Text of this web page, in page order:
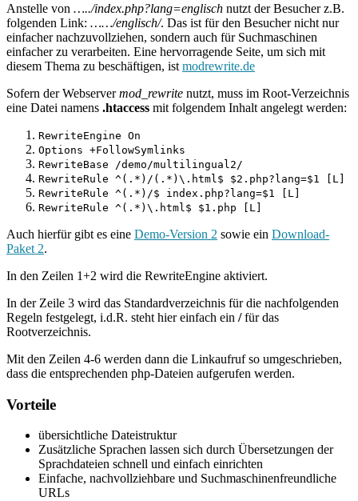
Anstelle von …../index.php?lang=englisch nutzt der Besucher z.B.
folgenden Link: ……/englisch/. Das ist für den Besucher nicht nur
einfacher nachzuvollziehen, sondern auch für Suchmaschinen
einfacher zu verarbeiten. Eine hervorragende Seite, um sich mit
diesem Thema zu beschäftigen, ist modrewrite.de
Sofern der Webservermod_rewrite nutzt, muss im Root-Verzeichnis
eine Datei namens .htaccess mit folgendem Inhalt angelegt werden:
RewriteEngine On
Options +FollowSymlinks
RewriteBase /demo/multilingual2/
RewriteRule ^(.*)/(.*)\.html$ $2.php?lang=$1 [L]
RewriteRule ^(.*)/$ index.php?lang=$1 [L]
RewriteRule ^(.*)\.html$ $1.php [L]
Auch hierfür gibt es eine Demo-Version 2 sowie ein Download-
Paket 2.
In den Zeilen 1+2 wird die RewriteEngine aktiviert.
In der Zeile 3 wird das Standardverzeichnis für die nachfolgenden
Regeln festgelegt, i.d.R. steht hier einfach ein /für das
Rootverzeichnis.
Mit den Zeilen 4-6 werden dann die Linkaufruf so umgeschrieben,
dass die entsprechenden php-Dateien aufgerufen werden.
Vorteile
übersichtliche Dateistruktur
Zusätzliche Sprachen lassen sich durch Übersetzungen der
Sprachdateien schnell und einfach einrichten
Einfache, nachvollziehbare und Suchmaschinenfreundliche
URLs